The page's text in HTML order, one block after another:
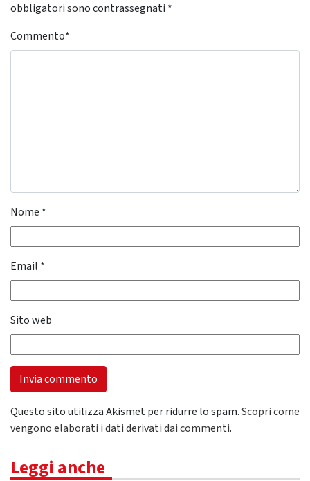
obbligatori sono contrassegnati *
Commento*
Nome *
Email *
Sito web
Questo sito utilizza Akismet per ridurre lo spam.Scopri come
vengono elaborati i dati derivati dai commenti.
Leggi anche